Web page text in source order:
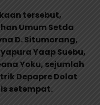
tersebut,
Umum Setda
D. Situmorang,
Yaap Suebu,
Yoku, sejumlah
Depapre Dolat
setempat.